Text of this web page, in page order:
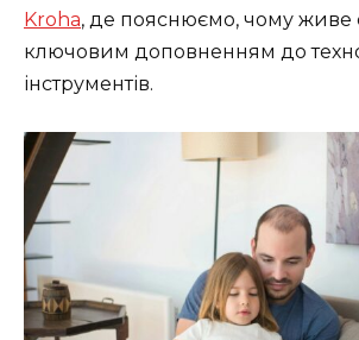
Kroha, де пояснюємо, чому живе
ключовим доповненням до
інструментів.